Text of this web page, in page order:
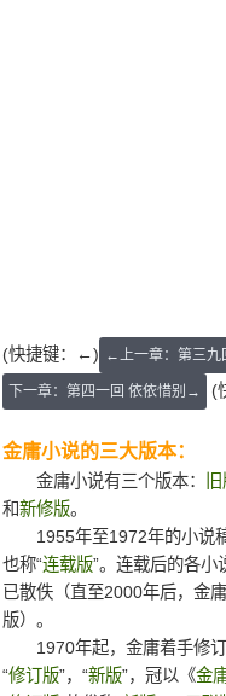
(快捷键：←) ←上一章：第三九
下一章：第四一回 依依惜别→ (
金庸小说的三大版本：
金庸小说有三个版本：
和新修版。
1955年至1972年的小说
也称“连载版”。连载后的各小
已散佚（直至2000年后，金
版）。
1970年起，金庸着手修订
“修订版”，“新版”，冠以《金